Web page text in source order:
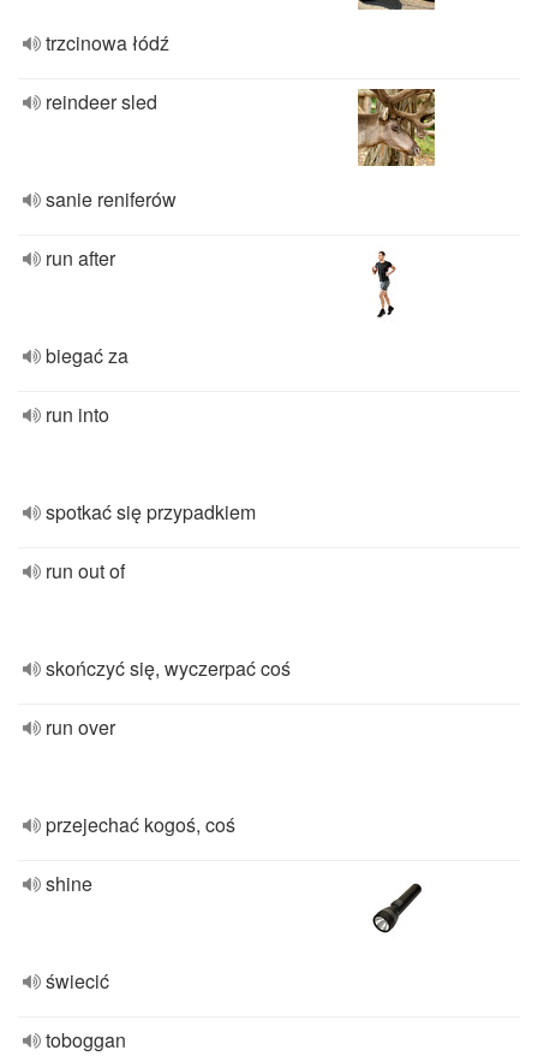
trzcinowa łódź
reindeer sled
sanie reniferów
run after
biegać za
run into
spotkać się przypadkiem
run out of
skończyć się, wyczerpać coś
run over
przejechać kogoś, coś
shine
świecić
toboggan